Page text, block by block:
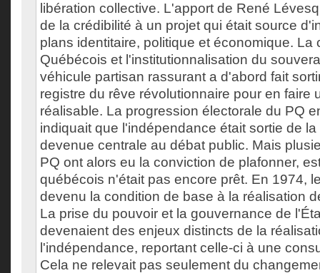
libération collective. L'apport de René
de la crédibilité à un projet qui était source
plans identitaire, politique et économique. La
Québécois et l'institutionnalisation du
véhicule partisan rassurant a d'abord fait
registre du rêve révolutionnaire pour en faire
réalisable. La progression électorale du PQ
indiquait que l'indépendance était sortie de
devenue centrale au débat public. Mais
PQ ont alors eu la conviction de plafonner,
québécois n'était pas encore prêt. En 1974,
devenu la condition de base à la réalisation
La prise du pouvoir et la gouvernance de
devenaient des enjeux distincts de la
l'indépendance, reportant celle-ci à une
Cela ne relevait pas seulement du